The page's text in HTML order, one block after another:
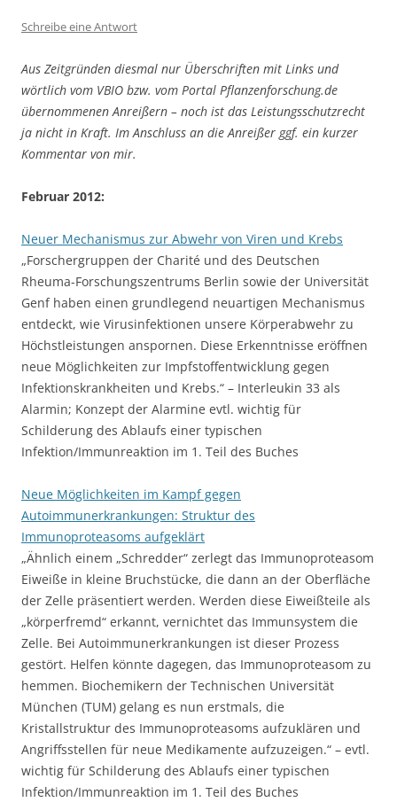
Schreibe eine Antwort
Aus Zeitgründen diesmal nur Überschriften mit Links und
wörtlich vom VBIO bzw. vom Portal Pflanzenforschung.de
übernommenen Anreißern – noch ist das Leistungsschutzrecht
ja nicht in Kraft. Im Anschluss an die Anreißer ggf. ein kurzer
Kommentar von mir.
Februar 2012:
Neuer Mechanismus zur Abwehr von Viren und Krebs
„Forschergruppen der Charité und des Deutschen
Rheuma-Forschungszentrums Berlin sowie der Universität
Genf haben einen grundlegend neuartigen Mechanismus
entdeckt, wie Virusinfektionen unsere Körperabwehr zu
Höchstleistungen anspornen. Diese Erkenntnisse eröffnen
neue Möglichkeiten zur Impfstoffentwicklung gegen
Infektionskrankheiten und Krebs.“ – Interleukin 33 als
Alarmin; Konzept der Alarmine evtl. wichtig für
Schilderung des Ablaufs einer typischen
Infektion/Immunreaktion im 1. Teil des Buches
Neue Möglichkeiten im Kampf gegen
Autoimmunerkrankungen: Struktur des
Immunoproteasoms aufgeklärt
„Ähnlich einem „Schredder“ zerlegt das Immunoproteasom
Eiweiße in kleine Bruchstücke, die dann an der Oberfläche
der Zelle präsentiert werden. Werden diese Eiweißteile als
„körperfremd“ erkannt, vernichtet das Immunsystem die
Zelle. Bei Autoimmunerkrankungen ist dieser Prozess
gestört. Helfen könnte dagegen, das Immunoproteasom zu
hemmen. Biochemikern der Technischen Universität
München (TUM) gelang es nun erstmals, die
Kristallstruktur des Immunoproteasoms aufzuklären und
Angriffsstellen für neue Medikamente aufzuzeigen.“ – evtl.
wichtig für Schilderung des Ablaufs einer typischen
Infektion/Immunreaktion im 1. Teil des Buches